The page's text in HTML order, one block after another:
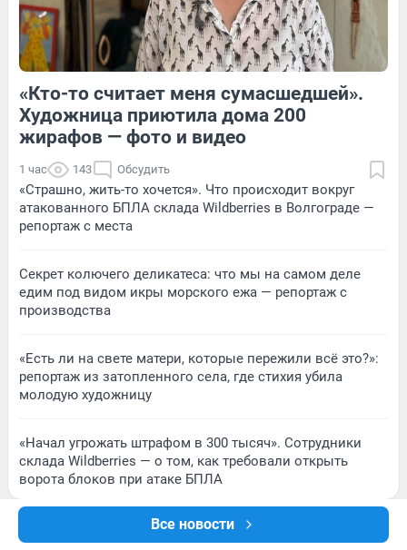
Все новости
Обсудить
«Кто-то считает меня сумасшедшей».
Художница приютила дома 200
жирафов — фото и видео
1 час 143 Обсудить
«Страшно, жить-то хочется». Что происходит вокруг
атакованного БПЛА склада Wildberries в Волгограде —
репортаж с места
Секрет колючего деликатеса: что мы на самом деле
едим под видом икры морского ежа — репортаж с
производства
«Есть ли на свете матери, которые пережили всё это?»:
репортаж из затопленного села, где стихия убила
молодую художницу
«Начал угрожать штрафом в 300 тысяч». Сотрудники
склада Wildberries — о том, как требовали открыть
ворота блоков при атаке БПЛА